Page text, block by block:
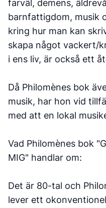
farväl, demens,
barnfattigdom, musik
kring hur man kan
skapa något vackert/
i ens liv, är också ett
Då Philomènes bok
musik, har hon vid
med att en lokal
Vad Philomènes bok
MIG" handlar om:
Det är 80-tal och
lever ett